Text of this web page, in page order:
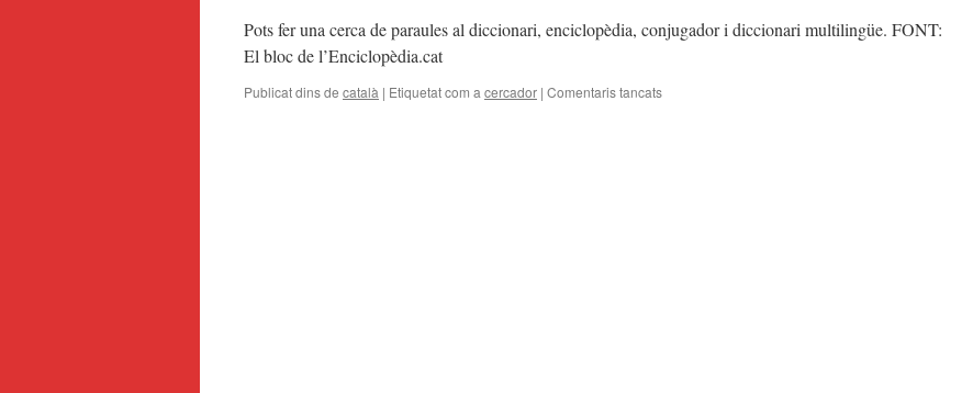
Pots fer una cerca de paraules al diccionari, enciclopèdia, conjugador i diccionari multilingüe. FONT:
El bloc de l’Enciclopèdia.cat
Publicat dins de català | Etiquetat com a cercador | Comentaris tancats